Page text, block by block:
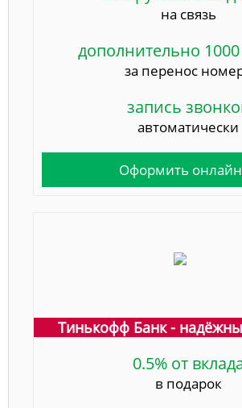
на связь
дополнительно
за перенос
запись
автоматически
Оформить онлайн
Тинькофф Банк -
0.5% от
в подарок